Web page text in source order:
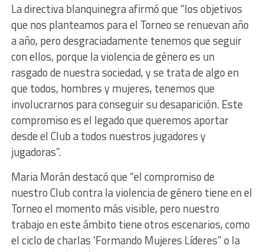
La directiva blanquinegra afirmó que “los objetivos
que nos planteamos para el Torneo se renuevan año
a año, pero desgraciadamente tenemos que seguir
con ellos, porque la violencia de género es un
rasgado de nuestra sociedad, y se trata de algo en
que todos, hombres y mujeres, tenemos que
involucrarnos para conseguir su desaparición. Este
compromiso es el legado que queremos aportar
desde el Club a todos nuestros jugadores y
jugadoras”.
Maria Morán destacó que “el compromiso de
nuestro Club contra la violencia de género tiene en el
Torneo el momento más visible, pero nuestro
trabajo en este ámbito tiene otros escenarios, como
el ciclo de charlas ‘Formando Mujeres Líderes” o la